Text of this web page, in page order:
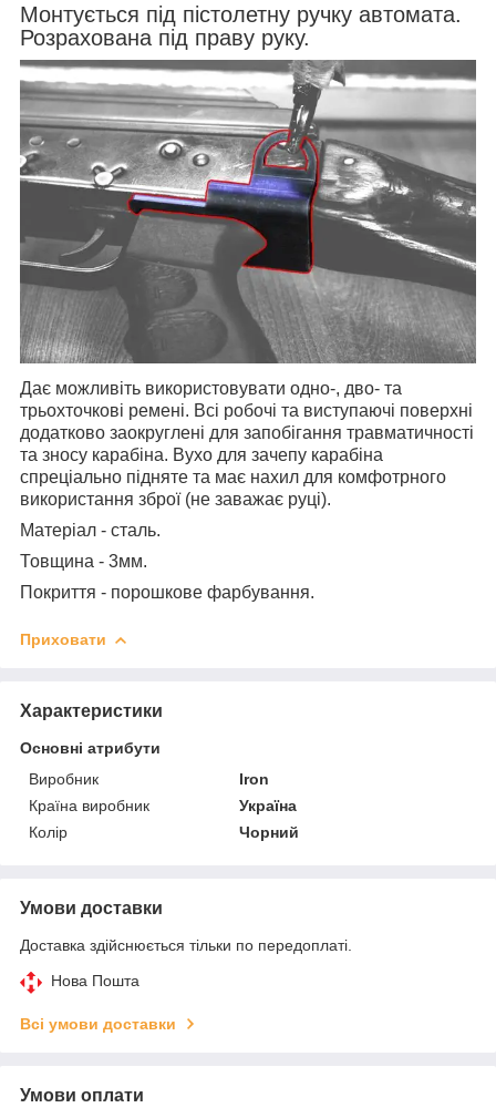
Монтується під пістолетну ручку автомата.
Розрахована під праву руку.
Дає можливіть використовувати одно-, дво- та
трьохточкові ремені. Всі робочі та виступаючі поверхні
додатково заокруглені для запобігання травматичності
та зносу карабіна. Вухо для зачепу карабіна
спреціально підняте та має нахил для комфотрного
використання зброї (не заважає руці).
Матеріал - сталь.
Товщина - 3мм.
Покриття - порошкове фарбування.
Приховати
Характеристики
Основні атрибути
Виробник
Iron
Країна виробник
Україна
Колір
Чорний
Умови доставки
Доставка здійснюється тільки по передоплаті.
Нова Пошта
Всі умови доставки
Умови оплати